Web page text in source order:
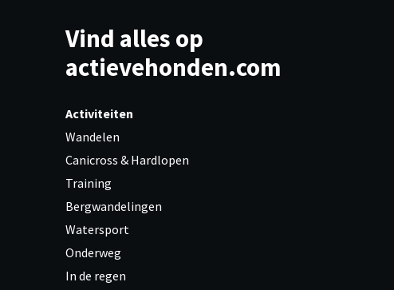
Vind alles op
actievehonden.com
Activiteiten
Wandelen
Canicross & Hardlopen
Training
Bergwandelingen
Watersport
Onderweg
In de regen